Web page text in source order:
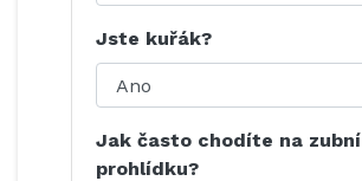
Jste kuřák?
Jak často chodíte na zubní
prohlídku?